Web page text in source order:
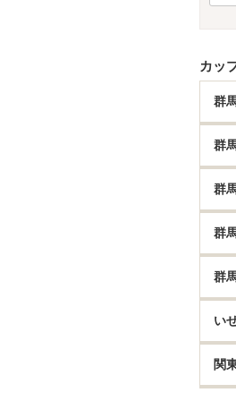
カッ
群
群
群
群
群
い
関